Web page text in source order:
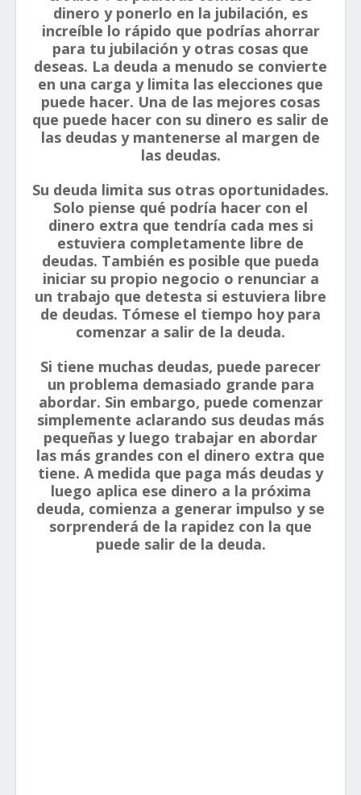
dinero y ponerlo en la jubilación, es
increíble lo rápido que podrías ahorrar
para tu jubilación y otras cosas que
deseas. La deuda a menudo se convierte
en una carga y limita las elecciones que
puede hacer. Una de las mejores cosas
que puede hacer con su dinero es salir de
las deudas y mantenerse al margen de
las deudas.
Su deuda limita sus otras oportunidades.
Solo piense qué podría hacer con el
dinero extra que tendría cada mes si
estuviera completamente libre de
deudas. También es posible que pueda
iniciar su propio negocio o renunciar a
un trabajo que detesta si estuviera libre
de deudas. Tómese el tiempo hoy para
comenzar a salir de la deuda.
Si tiene muchas deudas, puede parecer
un problema demasiado grande para
abordar. Sin embargo, puede comenzar
simplemente aclarando sus deudas más
pequeñas y luego trabajar en abordar
las más grandes con el dinero extra que
tiene. A medida que paga más deudas y
luego aplica ese dinero a la próxima
deuda, comienza a generar impulso y se
sorprenderá de la rapidez con la que
puede salir de la deuda.